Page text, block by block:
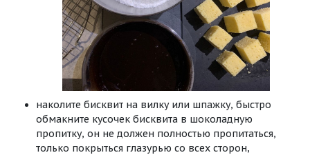
наколите бисквит на вилку или шпажку, быстро
обмакните кусочек бисквита в шоколадную
пропитку, он не должен полностью пропитаться,
только покрыться глазурью со всех сторон,